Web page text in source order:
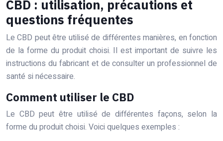
CBD : utilisation, précautions et
questions fréquentes
Le CBD peut être utilisé de différentes manières, en fonction
de la forme du produit choisi. Il est important de suivre les
instructions du fabricant et de consulter un professionnel de
santé si nécessaire.
Comment utiliser le CBD
Le CBD peut être utilisé de différentes façons, selon la
forme du produit choisi. Voici quelques exemples :